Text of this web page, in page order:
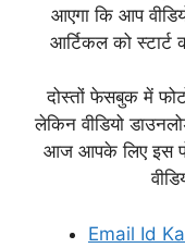
आएगा कि आप
आर्टिकल को
दोस्तों फेसबुक में
लेकिन वीडियो
आज आपके लिए इस
Email Id